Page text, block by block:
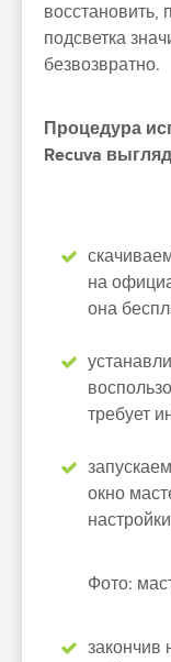
восстановить,
подсветка
безвозвратно.
Процедура
Recuva
на
она
требует
окно
Фото:
закончив